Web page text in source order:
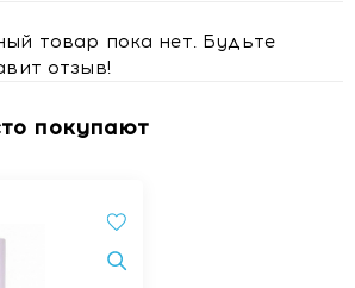
товар пока нет. Будьте
отзыв!
покупают